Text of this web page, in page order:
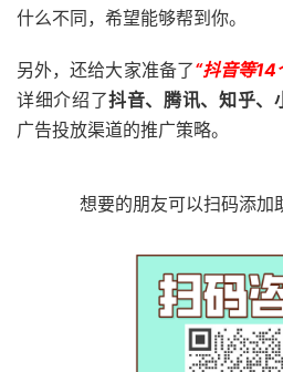
什么不同，希望能够帮到你。
另外，还给大家准备了“抖音等
详细介绍了抖音、腾讯、知乎、
广告投放渠道的推广策略。
想要的朋友可以扫码添加